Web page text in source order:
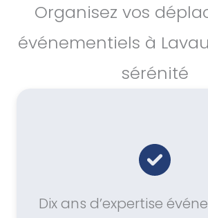
Organisez vos
événementiels à
sérénité
Dix ans d’expertise